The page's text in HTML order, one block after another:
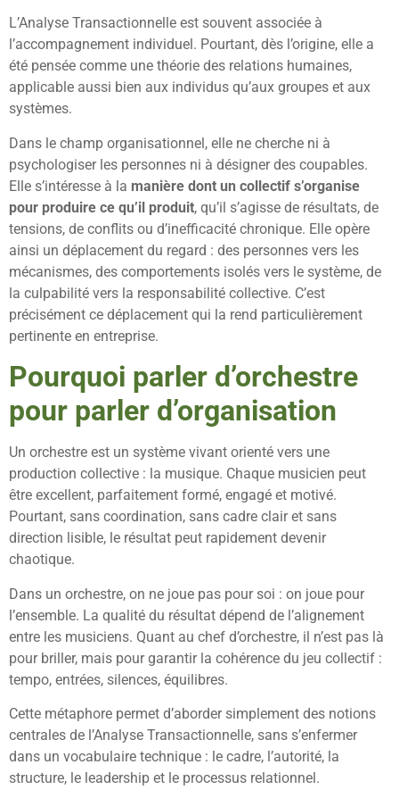
L’Analyse Transactionnelle est souvent associée à
l’accompagnement individuel. Pourtant, dès l’origine, elle a
été pensée comme une théorie des relations humaines,
applicable aussi bien aux individus qu’aux groupes et aux
systèmes.
Dans le champ organisationnel, elle ne cherche ni à
psychologiser les personnes ni à désigner des coupables.
Elle s’intéresse à la manière dont un collectif s’organise
pour produire ce qu’il produit, qu’il s’agisse de résultats, de
tensions, de conflits ou d’inefficacité chronique. Elle opère
ainsi un déplacement du regard : des personnes vers les
mécanismes, des comportements isolés vers le système, de
la culpabilité vers la responsabilité collective. C’est
précisément ce déplacement qui la rend particulièrement
pertinente en entreprise.
Pourquoi parler d’orchestre
pour parler d’organisation
Un orchestre est un système vivant orienté vers une
production collective : la musique. Chaque musicien peut
être excellent, parfaitement formé, engagé et motivé.
Pourtant, sans coordination, sans cadre clair et sans
direction lisible, le résultat peut rapidement devenir
chaotique.
Dans un orchestre, on ne joue pas pour soi : on joue pour
l’ensemble. La qualité du résultat dépend de l’alignement
entre les musiciens. Quant au chef d’orchestre, il n’est pas là
pour briller, mais pour garantir la cohérence du jeu collectif :
tempo, entrées, silences, équilibres.
Cette métaphore permet d’aborder simplement des notions
centrales de l’Analyse Transactionnelle, sans s’enfermer
dans un vocabulaire technique : le cadre, l’autorité, la
structure, le leadership et le processus relationnel.